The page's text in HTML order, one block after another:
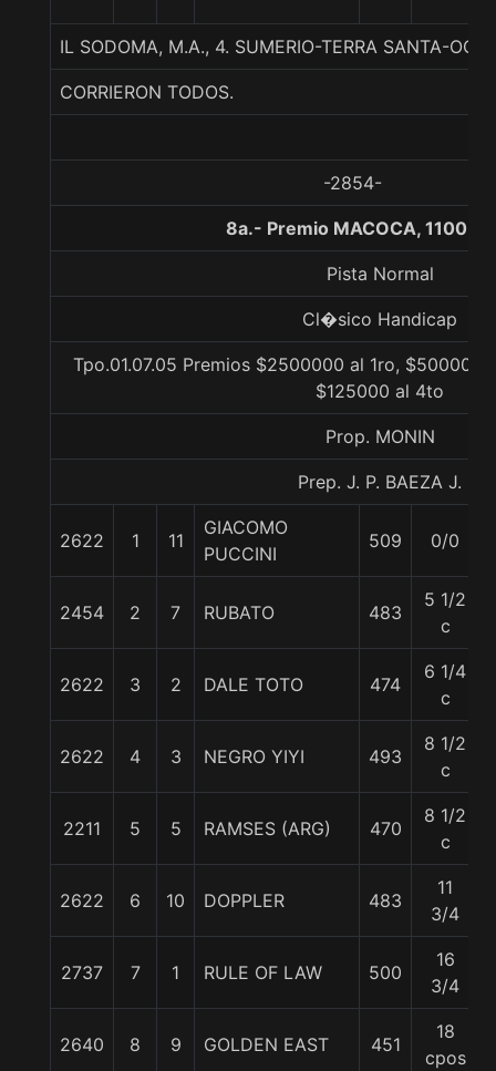
IL SODOMA, M.A., 4. SUMERIO-TERRA SANTA-
CORRIERON TODOS.
-2854-
8a.- Premio MACOCA, 1100
Pista Normal
Cl�sico Handicap
Tpo.01.07.05 Premios $2500000 al 1ro, $500000
$125000 al 4to
Prop. MONIN
Prep. J. P. BAEZA J.
2622 1 11
GIACOMO
PUCCINI
509 0/0
2454 2 7 RUBATO 483
5 1/2
c
2622 3 2 DALE TOTO 474
6 1/4
c
2622 4 3 NEGRO YIYI 493
8 1/2
c
2211 5 5 RAMSES (ARG) 470
8 1/2
c
2622 6 10 DOPPLER 483
11
3/4
2737 7 1 RULE OF LAW 500
16
3/4
2640 8 9 GOLDEN EAST 451
18
cpos